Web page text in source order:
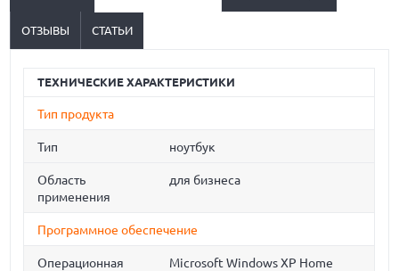
ОТЗЫВЫ СТАТЬИ
ТЕХНИЧЕСКИЕ ХАРАКТЕРИСТИКИ
Тип продукта
Тип ноутбук
Область
применения
для бизнеса
Программное обеспечение
Операционная
Microsoft Windows XP Home